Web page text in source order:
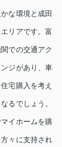
な環境と成田
リアです。富
での交通アク
ジがあり、車
宅購入を考え
るでしょう。
イホームを購
々に支持され